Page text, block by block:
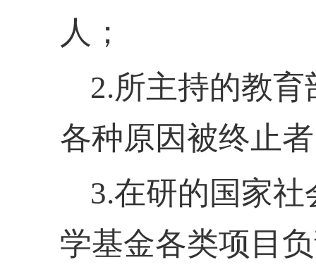
人；
2.所主持的教
各种原因被终止
3.在研的国家
学基金各类项目